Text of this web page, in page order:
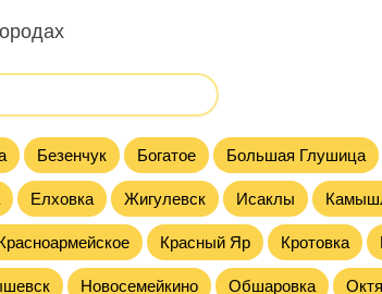
Безенчук Богатое Большая Глушица
Елховка Жигулевск Исаклы
Красный Яр Кротовка
Новосемейкино Обшаровка